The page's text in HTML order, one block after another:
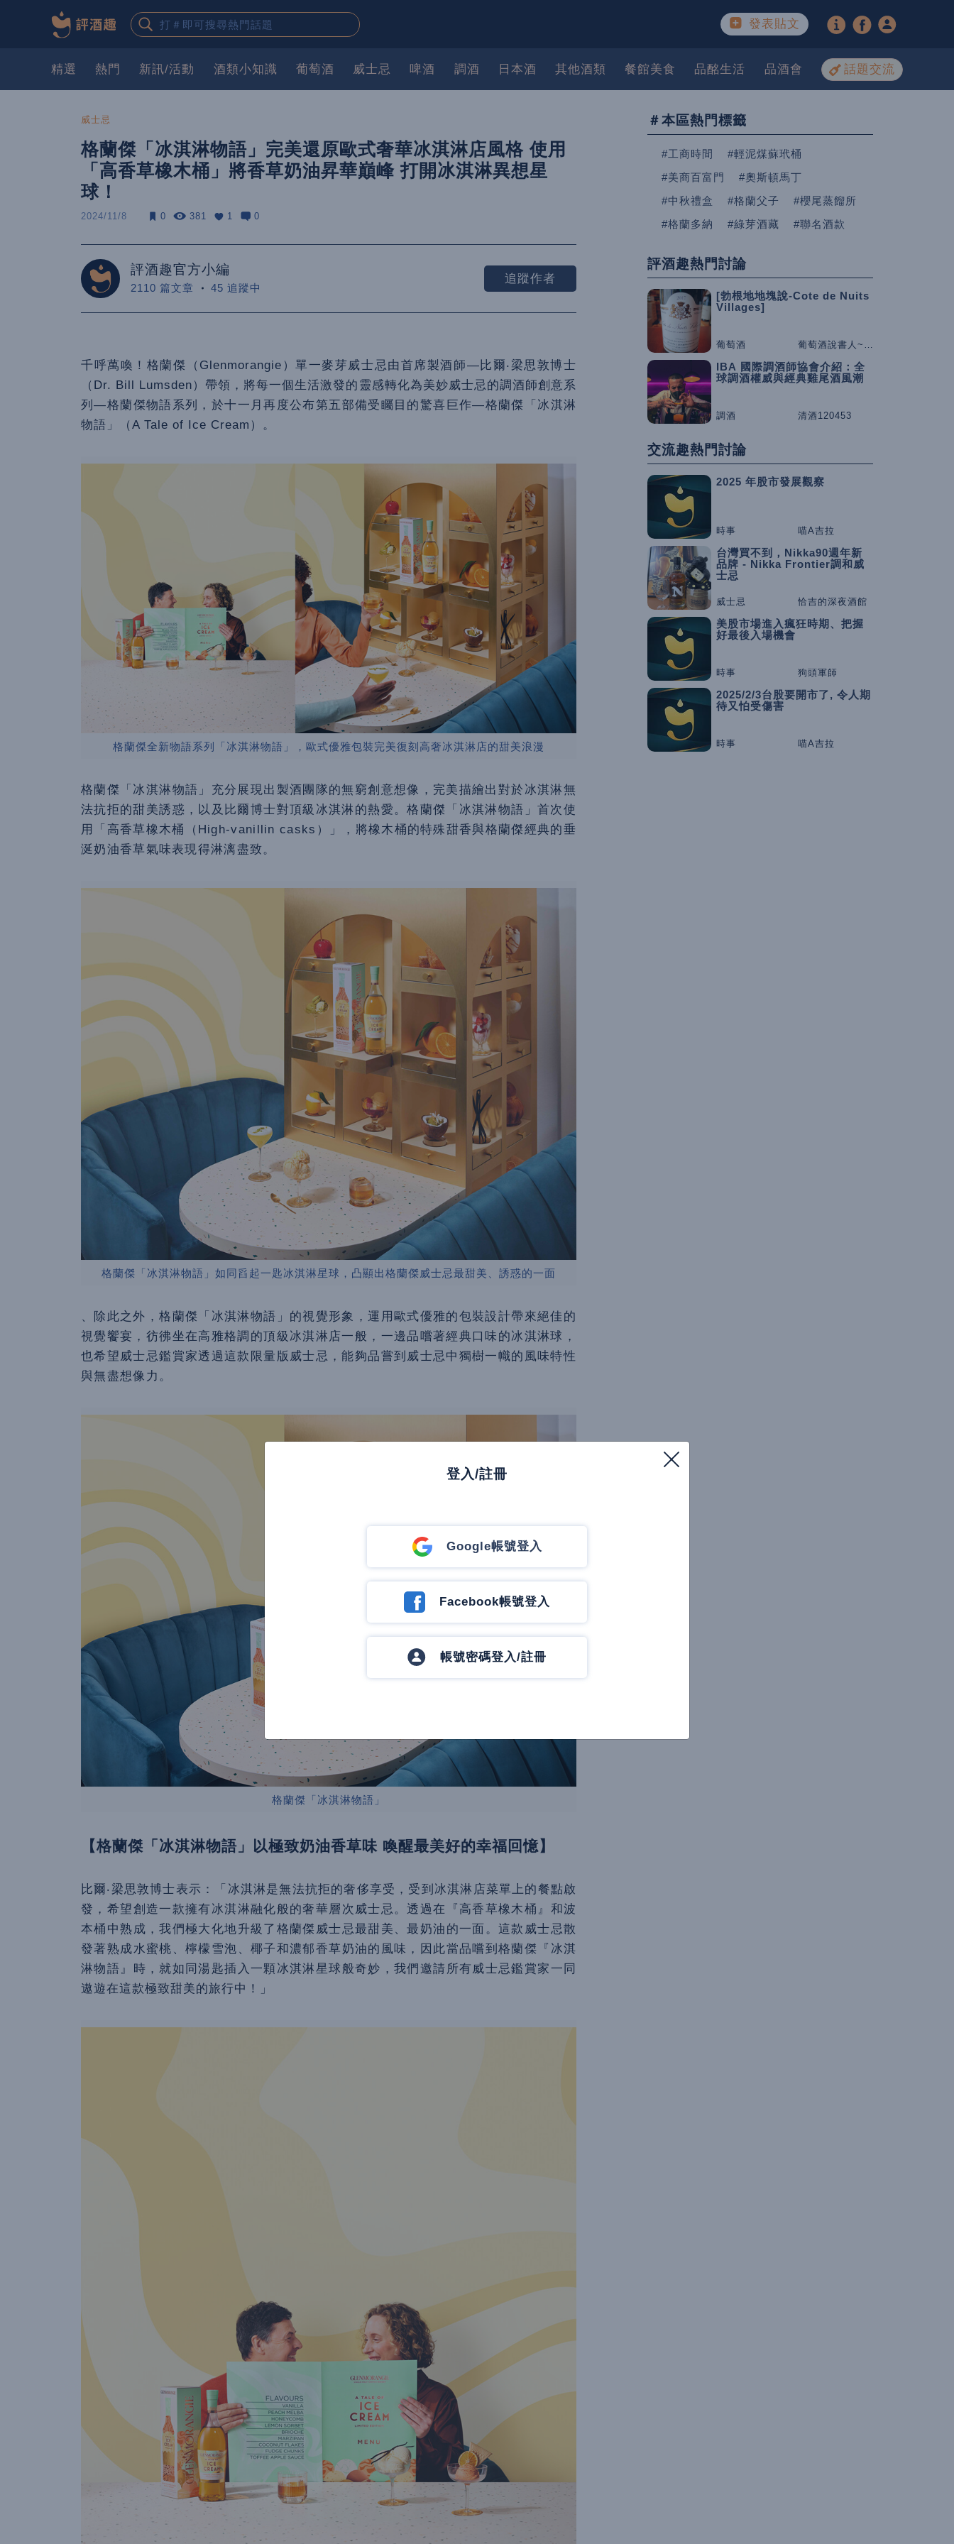
發表貼文
精選 熱門 新訊/活動 酒類小知識 葡萄酒 威士忌 啤酒 調酒 日本酒 其他酒類 餐館美食 品酩生活 品酒會 話題交流
威士忌
格蘭傑「冰淇淋物語」完美還原歐式奢華冰淇淋店風格 使用
「高香草橡木桶」將香草奶油昇華巔峰 打開冰淇淋異想星
球！
2024/11/8 0 381 1 0
評酒趣官方小編
2110 篇文章 45 追蹤中
追蹤作者
千呼萬喚！格蘭傑（Glenmorangie）單一麥芽威士忌由首席製酒師—比爾‧梁思敦博士
（Dr. Bill Lumsden）帶領，將每一個生活激發的靈感轉化為美妙威士忌的調酒師創意系
列—格蘭傑物語系列，於十一月再度公布第五部備受矚目的驚喜巨作—格蘭傑「冰淇淋
物語」（A Tale of Ice Cream）。
格蘭傑全新物語系列「冰淇淋物語」，歐式優雅包裝完美復刻高奢冰淇淋店的甜美浪漫
格蘭傑「冰淇淋物語」充分展現出製酒團隊的無窮創意想像，完美描繪出對於冰淇淋無
法抗拒的甜美誘惑，以及比爾博士對頂級冰淇淋的熱愛。格蘭傑「冰淇淋物語」首次使
用「高香草橡木桶（High-vanillin casks）」，將橡木桶的特殊甜香與格蘭傑經典的垂
涎奶油香草氣味表現得淋漓盡致。
格蘭傑「冰淇淋物語」如同舀起一匙冰淇淋星球，凸顯出格蘭傑威士忌最甜美、誘惑的一面
、除此之外，格蘭傑「冰淇淋物語」的視覺形象，運用歐式優雅的包裝設計帶來絕佳的
視覺饗宴，彷彿坐在高雅格調的頂級冰淇淋店一般，一邊品嚐著經典口味的冰淇淋球，
也希望威士忌鑑賞家透過這款限量版威士忌，能夠品嘗到威士忌中獨樹一幟的風味特性
與無盡想像力。
格蘭傑「冰淇淋物語」
【格蘭傑「冰淇淋物語」以極致奶油香草味 喚醒最美好的幸福回憶】
比爾‧梁思敦博士表示：「冰淇淋是無法抗拒的奢侈享受，受到冰淇淋店菜單上的餐點啟
發，希望創造一款擁有冰淇淋融化般的奢華層次威士忌。透過在『高香草橡木桶』和波
本桶中熟成，我們極大化地升級了格蘭傑威士忌最甜美、最奶油的一面。這款威士忌散
發著熟成水蜜桃、檸檬雪泡、椰子和濃郁香草奶油的風味，因此當品嚐到格蘭傑『冰淇
淋物語』時，就如同湯匙插入一顆冰淇淋星球般奇妙，我們邀請所有威士忌鑑賞家一同
遨遊在這款極致甜美的旅行中！」
＃本區熱門標籤
#工商時間
#輕泥煤蘇玳桶
#美商百富門
#奧斯頓馬丁
#中秋禮盒
#格蘭父子
#櫻尾蒸餾所
#格蘭多納
#綠芽酒藏 #聯名酒款
評酒趣熱門討論
[勃根地地塊說-Cote de Nuits
Villages]
葡萄酒 葡萄酒說書人~咕嚕桑
IBA 國際調酒師協會介紹：全
球調酒權威與經典雞尾酒風潮
調酒 清酒120453
交流趣熱門討論
2025 年股市發展觀察
時事 喵A吉拉
台灣買不到，Nikka90週年新
品牌 - Nikka Frontier調和威
士忌
威士忌 恰吉的深夜酒館
美股市場進入瘋狂時期、把握
好最後入場機會
時事 狗頭軍師
2025/2/3台股要開市了, 令人期
待又怕受傷害
時事 喵A吉拉
登入/註冊
Google帳號登入
Facebook帳號登入
帳號密碼登入/註冊